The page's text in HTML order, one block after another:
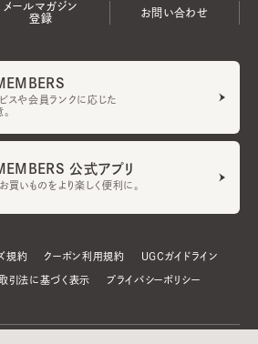
メールマガジン
登録
お問い合わせ
スや会員ランクに応じた
公式アプリ
いものをより楽しく便利に。
規約 クーポン利用規約 UGCガイドライン
引法に基づく表示 プライバシーポリシー